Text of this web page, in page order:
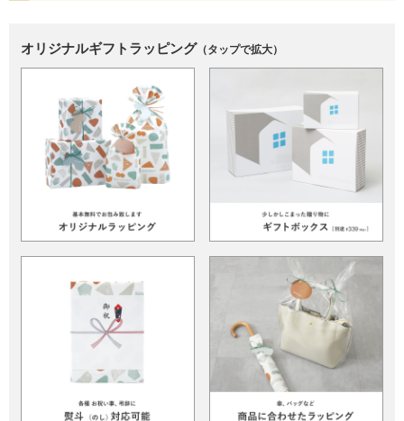
オリジナルギフトラッピング （タップで拡大）